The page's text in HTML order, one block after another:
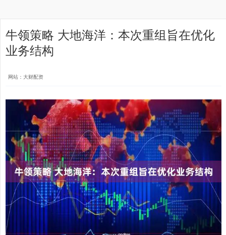
牛领策略 大地海洋：本次重组旨在优化
业务结构
网站：大财配资